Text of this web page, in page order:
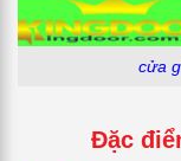
cửa
Đặc